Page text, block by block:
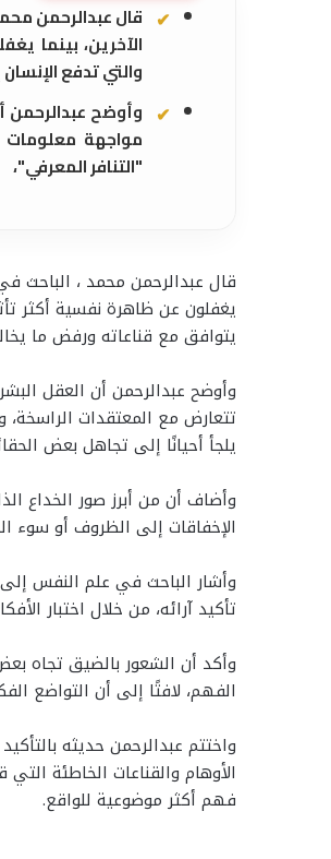
قال عبدالرحمن
الآخرين، بينما
والتي تدفع
وأوضح عبدالرحمن
مواجهة معلومات
"التنافر المعرفي"،
قال عبدالرحمن محمد ، الباحث
يغفلون عن ظاهرة نفسية أكثر
يتوافق مع قناعاته ورفض ما
وأوضح عبدالرحمن أن العقل
تتعارض مع المعتقدات
يلجأ أحيانًا إلى تجاهل بعض
وأضاف أن من أبرز صور الخداع
الإخفاقات إلى الظروف أو سوء
وأشار الباحث في علم النفس
تأكيد آرائه، من خلال اختبار
وأكد أن الشعور بالضيق تجاه
الفهم، لافتًا إلى أن التواضع
واختتم عبدالرحمن حديثه
الأوهام والقناعات الخاطئة
فهم أكثر موضوعية للواقع.